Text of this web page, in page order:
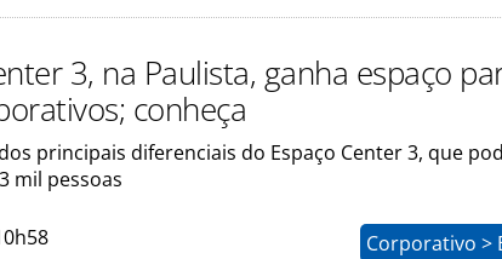
3, na Paulista, ganha espaço
conheça
principais diferenciais do Espaço Center 3, que
mil pessoas
Corporativo >